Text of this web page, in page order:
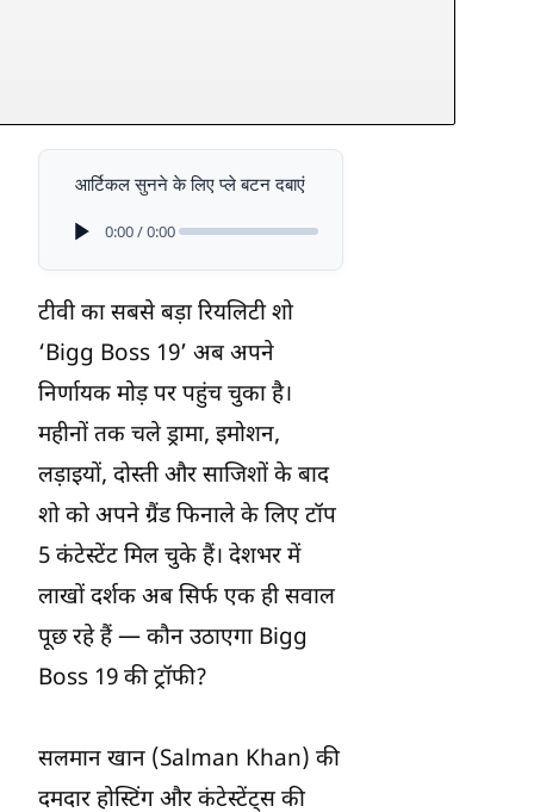
आर्टिकल सुनने के लिए प्ले बटन दबाएं
0:00 / 0:00
टीवी का सबसे बड़ा रियलिटी शो
‘Bigg Boss 19’ अब अपने
निर्णायक मोड़ पर पहुंच चुका है।
महीनों तक चले ड्रामा, इमोशन,
लड़ाइयों, दोस्ती और साजिशों के बाद
शो को अपने ग्रैंड फिनाले के लिए टॉप
5 कंटेस्टेंट मिल चुके हैं। देशभर में
लाखों दर्शक अब सिर्फ एक ही सवाल
पूछ रहे हैं — कौन उठाएगा Bigg
Boss 19 की ट्रॉफी?
सलमान खान (Salman Khan) की
दमदार होस्टिंग और कंटेस्टेंट्स की